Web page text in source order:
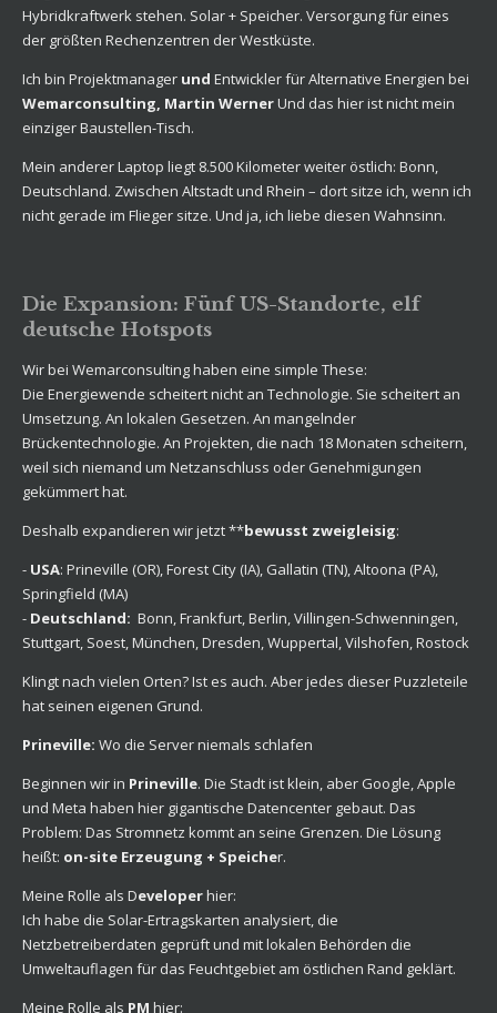
Hybridkraftwerk stehen. Solar + Speicher. Versorgung für eines
der größten Rechenzentren der Westküste.
Ich bin Projektmanager und Entwickler für Alternative Energien bei
Wemarconsulting, Martin WernerUnd das hier ist nicht mein
einziger Baustellen-Tisch.
Mein anderer Laptop liegt 8.500 Kilometer weiter östlich: Bonn,
Deutschland. Zwischen Altstadt und Rhein – dort sitze ich, wenn ich
nicht gerade im Flieger sitze. Und ja, ich liebe diesen Wahnsinn.
Die Expansion: Fünf US-Standorte, elf
deutsche Hotspots
Wir bei Wemarconsulting haben eine simple These:
Die Energiewende scheitert nicht an Technologie. Sie scheitert an
Umsetzung. An lokalen Gesetzen. An mangelnder
Brückentechnologie. An Projekten, die nach 18 Monaten scheitern,
weil sich niemand um Netzanschluss oder Genehmigungen
gekümmert hat.
Deshalb expandieren wir jetzt **bewusst zweigleisig:
- USA: Prineville (OR), Forest City (IA), Gallatin (TN), Altoona (PA),
Springfield (MA)
- Deutschland: Bonn, Frankfurt, Berlin, Villingen-Schwenningen,
Stuttgart, Soest, München, Dresden, Wuppertal, Vilshofen, Rostock
Klingt nach vielen Orten? Ist es auch. Aber jedes dieser Puzzleteile
hat seinen eigenen Grund.
Prineville: Wo die Server niemals schlafen
Beginnen wir in Prineville. Die Stadt ist klein, aber Google, Apple
und Meta haben hier gigantische Datencenter gebaut. Das
Problem: Das Stromnetz kommt an seine Grenzen. Die Lösung
heißt: on-site Erzeugung + Speicher.
Meine Rolle als Developerhier:
Ich habe die Solar-Ertragskarten analysiert, die
Netzbetreiberdaten geprüft und mit lokalen Behörden die
Umweltauflagen für das Feuchtgebiet am östlichen Rand geklärt.
Meine Rolle als PM hier: